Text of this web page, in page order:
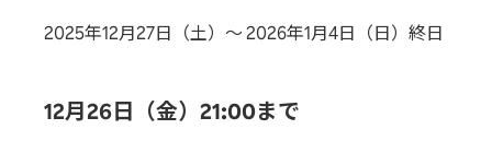
2025年12月27日（土）〜 2026年1月4日（日）終日
12月26日（金）21:00まで